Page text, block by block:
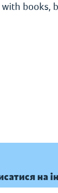
books,
на